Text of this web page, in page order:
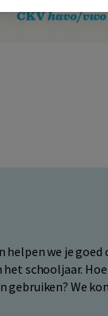
we je goed
schooljaar.
We